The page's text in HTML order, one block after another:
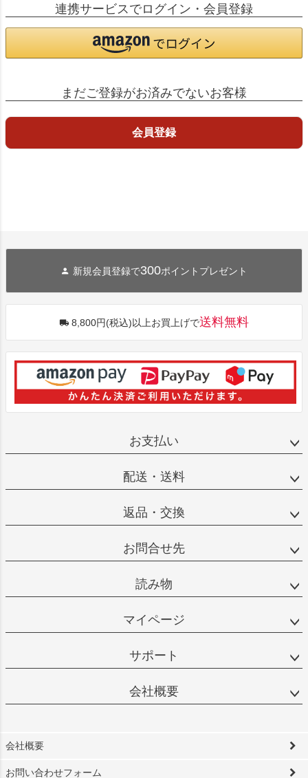
連携サービスでログイン・会員登録
まだご登録がお済みでないお客様
会員登録
新規会員登録で300ポイントプレゼント
8,800円(税込)以上お買上げで送料無料
お支払い
配送・送料
返品・交換
お問合せ先
読み物
マイページ
サポート
会社概要
会社概要
お問い合わせフォーム